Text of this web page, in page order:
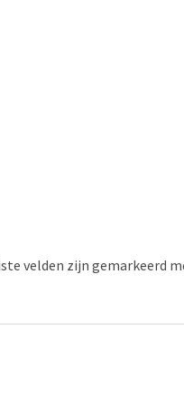
velden zijn gemarkeerd